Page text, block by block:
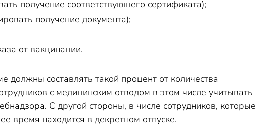
получение соответствующего сертификата);
получение документа);
от вакцинации.
составлять такой процент от количества
с медицинским отводом в этом числе учитывать
С другой стороны, в числе сотрудников, которые
время находится в декретном отпуске.